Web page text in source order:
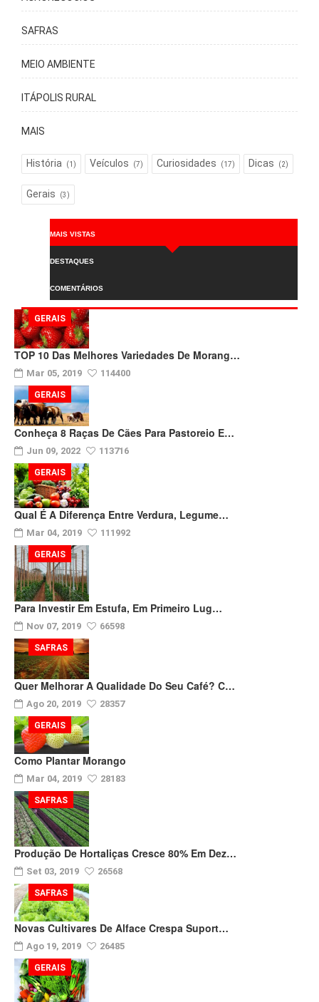
SAFRAS
MEIO AMBIENTE
ITÁPOLIS RURAL
MAIS
História (1) Veículos (7) Curiosidades (17) Dicas (2)
Gerais (3)
MAIS VISTAS
DESTAQUES
COMENTÁRIOS
TOP 10 Das Melhores Variedades De Morang…
Mar 05, 2019 114400
GERAIS
Conheça 8 Raças De Cães Para Pastoreio E…
Jun 09, 2022 113716
GERAIS
Qual É A Diferença Entre Verdura, Legume…
Mar 04, 2019 111992
GERAIS
Para Investir Em Estufa, Em Primeiro Lug…
Nov 07, 2019 66598
GERAIS
Quer Melhorar A Qualidade Do Seu Café? C…
Ago 20, 2019 28357
SAFRAS
Como Plantar Morango
Mar 04, 2019 28183
GERAIS
Produção De Hortaliças Cresce 80% Em Dez…
Set 03, 2019 26568
SAFRAS
Novas Cultivares De Alface Crespa Suport…
Ago 19, 2019 26485
SAFRAS
GERAIS